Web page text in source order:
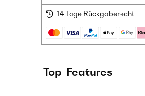
14 Tage Rückgaberecht
Top-Features